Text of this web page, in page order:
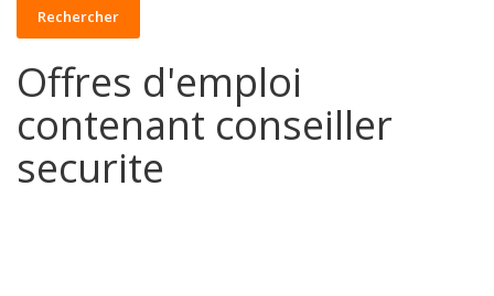
Rechercher
Offres d'emploi
contenant conseiller
securite